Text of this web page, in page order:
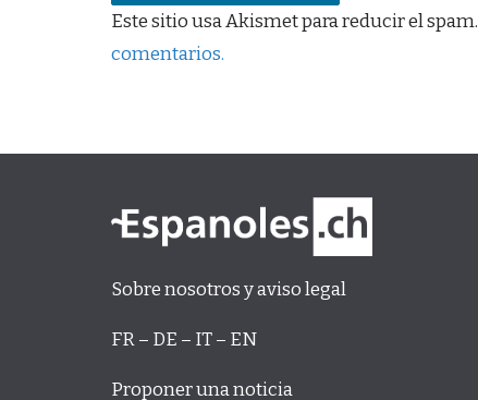
Este sitio usa Akismet para reducir el spam.
comentarios.
Sobre nosotros y aviso legal
FR – DE – IT – EN
Proponer una noticia